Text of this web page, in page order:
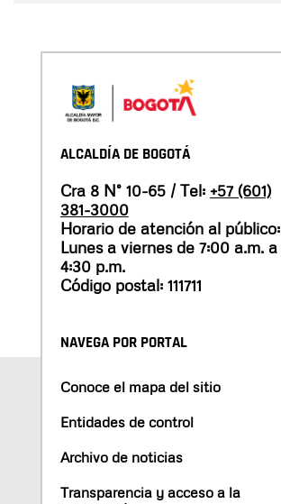
ALCALDÍA DE BOGOTÁ
Cra 8 N° 10-65 / Tel: +57 (601)
381-3000
Horario de atención al público:
Lunes a viernes de 7:00 a.m. a
4:30 p.m.
Código postal: 111711
NAVEGA POR PORTAL
Conoce el mapa del sitio
Entidades de control
Archivo de noticias
Transparencia y acceso a la